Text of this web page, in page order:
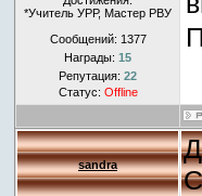
*Учитель УРР, Мастер РВУ
Сообщений: 1377
Награды: 15
Репутация: 22
Статус: Offline
sandra